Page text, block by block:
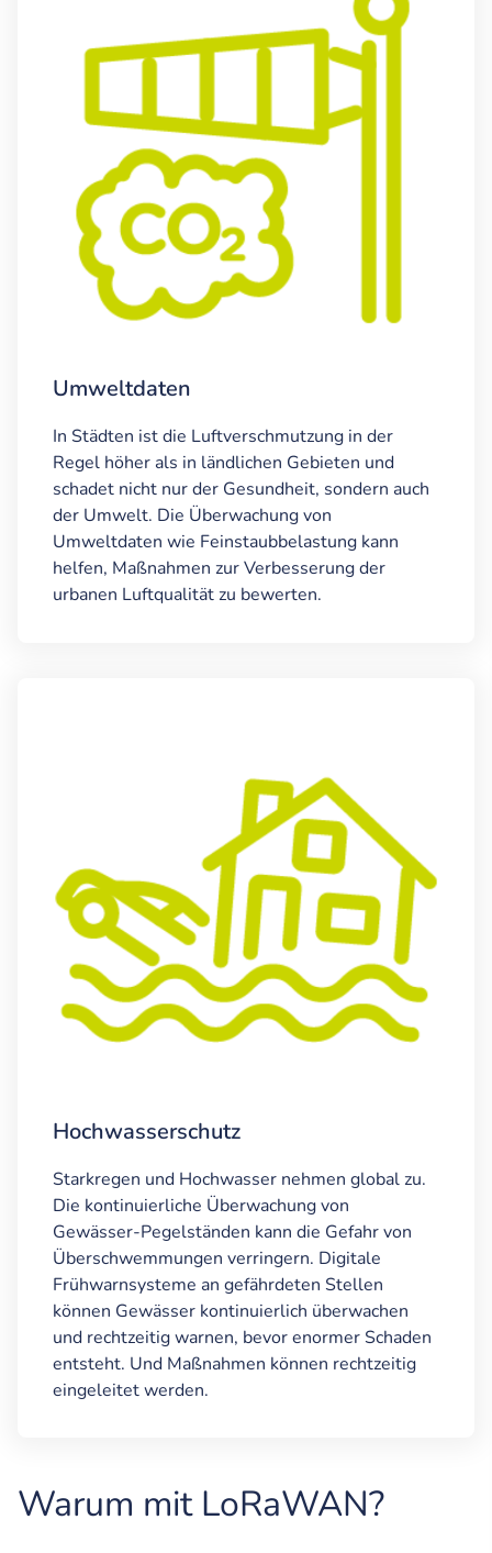
Umweltdaten
In Städten ist die Luftverschmutzung in der
Regel höher als in ländlichen Gebieten und
schadet nicht nur der Gesundheit, sondern auch
der Umwelt. Die Überwachung von
Umweltdaten wie Feinstaubbelastung kann
helfen, Maßnahmen zur Verbesserung der
urbanen Luftqualität zu bewerten.
Hochwasserschutz
Starkregen und Hochwasser nehmen global zu.
Die kontinuierliche Überwachung von
Gewässer-Pegelständen kann die Gefahr von
Überschwemmungen verringern. Digitale
Frühwarnsysteme an gefährdeten Stellen
können Gewässer kontinuierlich überwachen
und rechtzeitig warnen, bevor enormer Schaden
entsteht. Und Maßnahmen können rechtzeitig
eingeleitet werden.
Warum mit LoRaWAN?